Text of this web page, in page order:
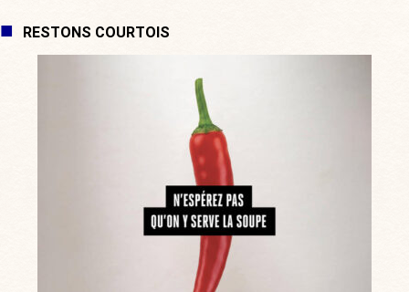
RESTONS COURTOIS